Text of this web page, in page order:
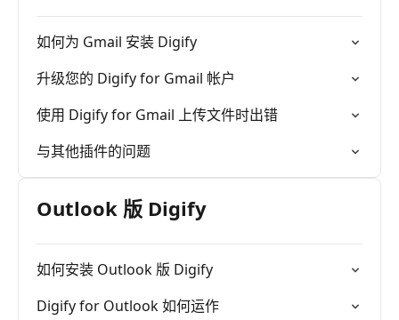
如何为 Gmail 安装 Digify
升级您的 Digify for Gmail 帐户
使用 Digify for Gmail 上传文件时出错
与其他插件的问题
Outlook 版 Digify
如何安装 Outlook 版 Digify
Digify for Outlook 如何运作